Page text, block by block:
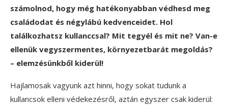
számolnod, hogy még hatékonyabban védhesd meg
családodat és négylábú kedvenceidet. Hol
találkozhatsz kullanccsal? Mit tegyél és mit ne? Van-e
ellenük vegyszermentes, környezetbarát megoldás?
– elemzésünkből kiderül!
Hajlamosak vagyunk azt hinni, hogy sokat tudunk a
kullancsok elleni védekezésről, aztán egyszer csak kiderül: